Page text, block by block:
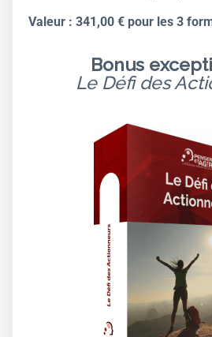
Valeur : 341,00 € pour les 3
Bonus
Le Défi des